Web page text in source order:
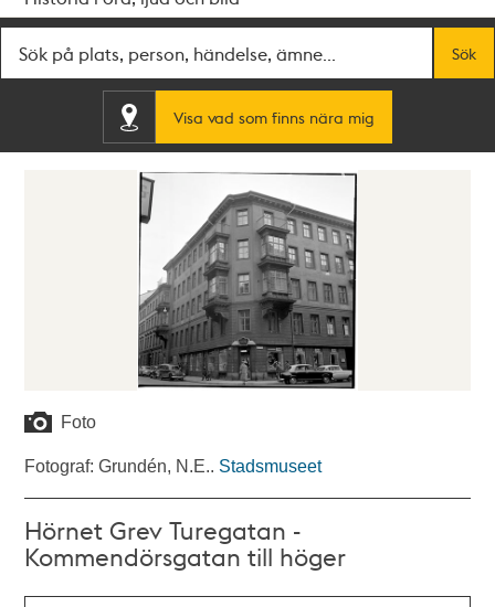
Sök
Visa vad som finns nära mig
Foto
Fotograf: Grundén, N.E.. Stadsmuseet
Hörnet Grev Turegatan -
Kommendörsgatan till höger